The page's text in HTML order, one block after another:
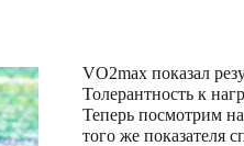
VO2max показал
Толерантность к
Теперь посмотрим
того же показателя